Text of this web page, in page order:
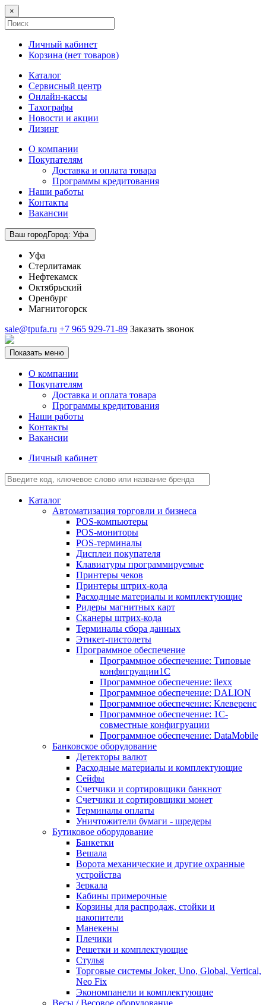
×
Личный кабинет
Корзина (нет товаров)
Каталог
Сервисный центр
Онлайн-кассы
Тахографы
Новости и акции
Лизинг
О компании
Покупателям
Доставка и оплата товара
Программы кредитования
Наши работы
Контакты
Вакансии
Ваш городГород: Уфа
Уфа
Стерлитамак
Нефтекамск
Октябрьский
Оренбург
Магнитогорск
sale@tpufa.ru +7 965 929-71-89 Заказать звонок
Показать меню
О компании
Покупателям
Доставка и оплата товара
Программы кредитования
Наши работы
Контакты
Вакансии
Личный кабинет
Каталог
Автоматизация торговли и бизнеса
POS-компьютеры
POS-мониторы
POS-терминалы
Дисплеи покупателя
Клавиатуры программируемые
Принтеры чеков
Принтеры штрих-кода
Расходные материалы и комплектующие
Ридеры магнитных карт
Сканеры штрих-кода
Терминалы сбора данных
Этикет-пистолеты
Программное обеспечение
Программное обеспечение: Типовые
конфигруации1С
Программное обеспечение: ilexx
Программное обеспечение: DALION
Программное обеспечение: Клеверенс
Программное обеспечение: 1С-
совместные конфигруации
Программное обеспечение: DataMobile
Банковское оборудование
Детекторы валют
Расходные материалы и комплектующие
Сейфы
Счетчики и сортировщики банкнот
Счетчики и сортировщики монет
Терминалы оплаты
Уничтожители бумаги - шредеры
Бутиковое оборудование
Банкетки
Вешала
Ворота механические и другие охранные
устройства
Зеркала
Кабины примерочные
Корзины для распродаж, стойки и
накопители
Манекены
Плечики
Решетки и комплектующие
Стулья
Торговые системы Joker, Uno, Global, Vertical,
Neo Fix
Экономпанели и комплектующие
Весы / Весовое оборудование